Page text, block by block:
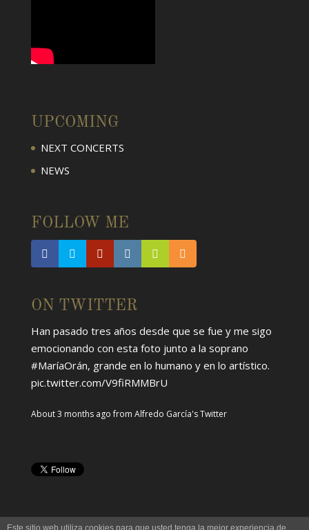
UPCOMING
NEXT CONCERTS
NEWS
FOLLOW ME
ON TWITTER
Han pasado tres años desde que se fue y me sigo
emocionando con esta foto junto a la soprano
#MaríaOrán, grande en lo humano y en lo artístico.
pic.twitter.com/V9fiRMMBrU
About 3 months agofrom Alfredo García's Twitter
Este sitio web utiliza cookies para que usted tenga la mejor experiencia de